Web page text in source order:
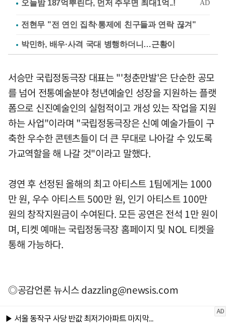
전현무 "전 연인 집착·통제에 친구들과 연락 끊겨"
박민하, 배우·사격 국대 병행하더니…근황이
서승만 국립정동극장 대표는 "'청춘만발'은 단순한 공모
를 넘어 전통예술분야 청년예술인 성장을 지원하는 플랫
폼으로 신진예술인의 실험적이고 개성 있는 작업을 지원
하는 사업"이라며 "국립정동극장은 신예 예술가들이 구
축한 우수한 콘텐츠들이 더 큰 무대로 나아갈 수 있도록
가교역할을 해 나갈 것"이라고 말했다.
경연 후 선정된 올해의 최고 아티스트 1팀에게는 1000
만 원, 우수 아티스트 500만 원, 인기 아티스트 100만
원의 창작지원금이 수여된다. 모든 공연은 전석 1만 원이
며, 티켓 예매는 국립정동극장 홈페이지 및 NOL 티켓을
통해 가능하다.
◎공감언론 뉴시스dazzling@newsis.com